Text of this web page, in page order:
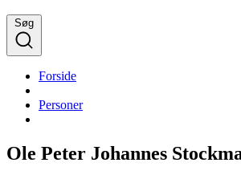
Søg
Forside
Personer
Ole Peter Johannes